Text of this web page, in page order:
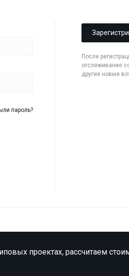
пароль?
После
отслеживание
другие новые
проектах, рассчитаем